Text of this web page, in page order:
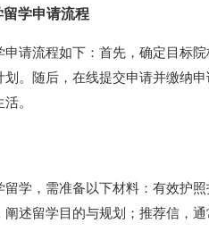
学申请流程
申请流程如下：首先，确定目标
划。随后，在线提交申请并缴纳
。
留学，需准备以下材料：有效护
述留学目的与规划；推荐信，